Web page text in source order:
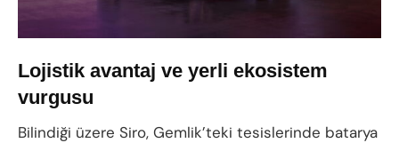
Lojistik avantaj ve yerli ekosistem
vurgusu
Bilindiği üzere Siro, Gemlik’teki tesislerinde batarya